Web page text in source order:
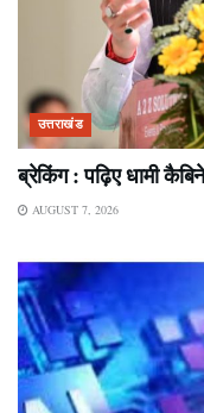
उत्तराखंड
ब्रेकिंग : पढ़िए धामी
AUGUST 7, 2026